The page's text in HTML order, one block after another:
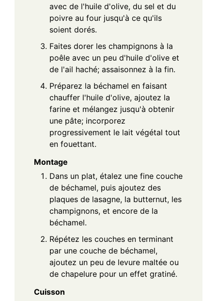
avec de l'huile d'olive, du sel et du
poivre au four jusqu'à ce qu'ils
soient dorés.
Faites dorer les champignons à la
poêle avec un peu d'huile d'olive et
de l'ail haché; assaisonnez à la fin.
Préparez la béchamel en faisant
chauffer l'huile d'olive, ajoutez la
farine et mélangez jusqu'à obtenir
une pâte; incorporez
progressivement le lait végétal tout
en fouettant.
Montage
Dans un plat, étalez une fine couche
de béchamel, puis ajoutez des
plaques de lasagne, la butternut, les
champignons, et encore de la
béchamel.
Répétez les couches en terminant
par une couche de béchamel,
ajoutez un peu de levure maltée ou
de chapelure pour un effet gratiné.
Cuisson